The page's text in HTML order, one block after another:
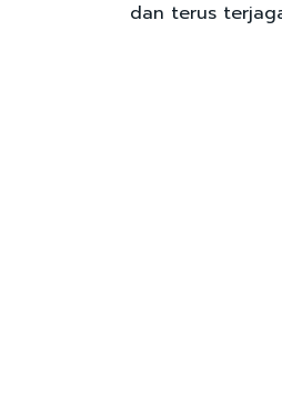
dan terus